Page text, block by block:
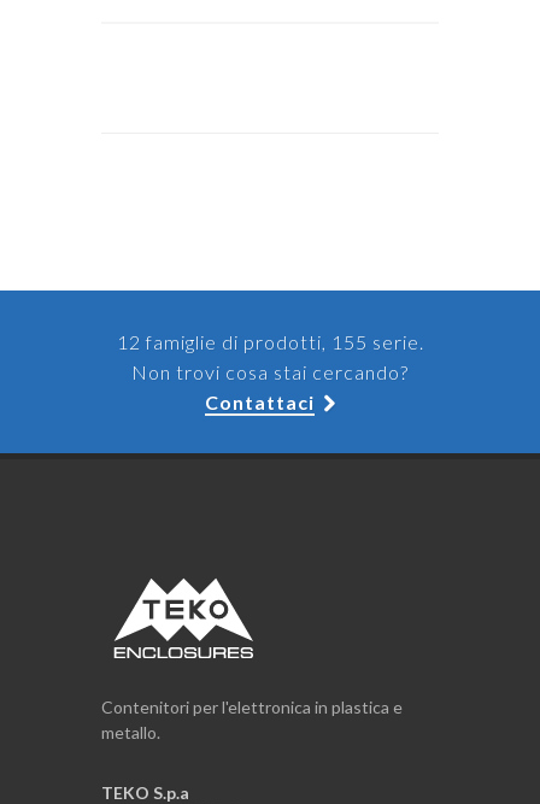
12 famiglie di prodotti, 155 serie.
Non trovi cosa stai cercando?
Contattaci
Contenitori per l'elettronica in plastica e
metallo.
TEKO S.p.a